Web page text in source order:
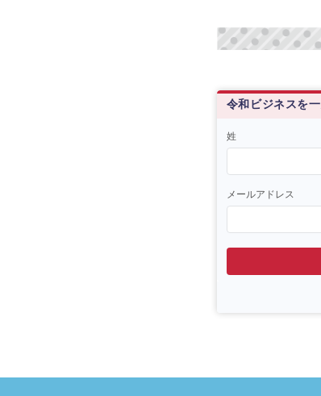
令和ビジネスを
姓
メールアドレス